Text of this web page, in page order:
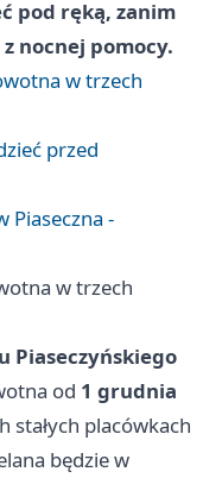
pod ręką, zanim
nocnej pomocy.
w trzech
przed
Piaseczna -
w trzech
Piaseczyńskiego
od 1 grudnia
stałych placówkach
będzie w